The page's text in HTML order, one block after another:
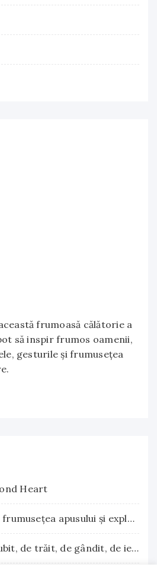
frumoasă călătorie a
să inspir frumos oamenii,
gesturile și frumusețea
Heart
Să aduni în inima ta frumuseţea apusului şi explozia nesfârşită a răsăritului
Acordă-ţi timp de iubit, de trăit, de gândit, de iertat